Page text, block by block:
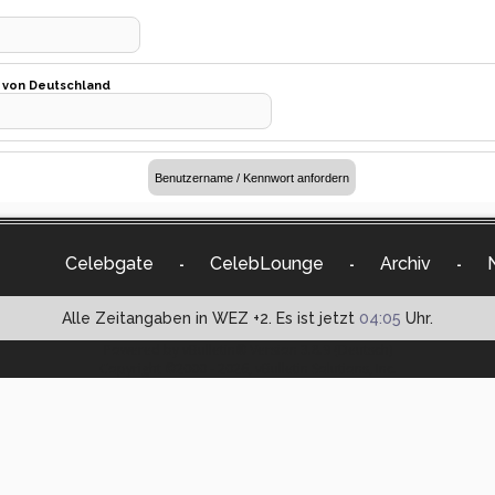
Deutschland
Celebgate - CelebLounge - Archiv -
Alle Zeitangaben in WEZ +2. Es ist jetzt 04:05 Uhr.